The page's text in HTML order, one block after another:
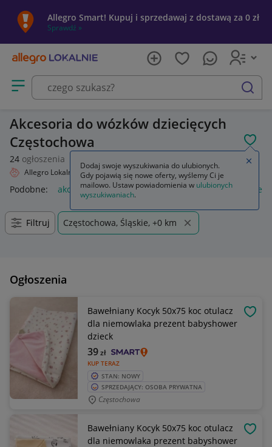
Allegro Smart! Kupuj i sprzedawaj z dostawą za 0 zł
Sprawdź »
Otwórz menu z kategoriami
szukaj
Akcesoria do wózków dziecięcych
Częstochowa
24 ogłoszenia
Allegro Lokalnie Dziecko Wózki Akcesoria
Podobne: akcesoria akcesoria wędkarskie akcesoria
Filtruj Częstochowa, Śląskie, +0 km
Ogłoszenia
Bawełniany Kocyk 50x75 koc otulacz
dla niemowlaka prezent babyshower
dzieck
KUP TERAZ
39zł
STAN: NOWY
SPRZEDAJĄCY: OSOBA PRYWATNA
Częstochowa
Bawełniany Kocyk 50x75 koc otulacz
dla niemowlaka prezent babyshower
Dodaj swoje wyszukiwania do ulubionych.
Gdy pojawią się nowe oferty, wyślemy Ci je
mailowo. Ustaw powiadomienia w ulubionych
wyszukiwaniach.